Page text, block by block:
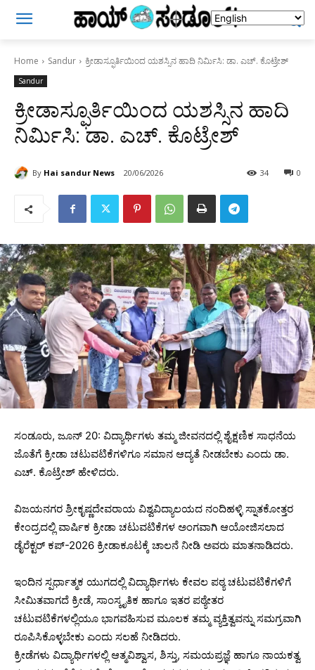
Home Sandur ಕ್ರೀಡಾಸ್ಫೂರ್ತಿಯಿಂದ ಯಶಸ್ಸಿನ ಹಾದಿ ನಿರ್ಮಿಸಿ: ಡಾ. ಎಚ್. ಕೊಟ್ರೇಶ್
Sandur
ಕ್ರೀಡಾಸ್ಫೂರ್ತಿಯಿಂದ ಯಶಸ್ಸಿನ ಹಾದಿ
ನಿರ್ಮಿಸಿ: ಡಾ. ಎಚ್. ಕೊಟ್ರೇಶ್
By Hai sandur News 20/06/2026 0
34
ಸಂಡೂರು, ಜೂನ್ 20: ವಿದ್ಯಾರ್ಥಿಗಳು ತಮ್ಮ ಜೀವನದಲ್ಲಿ ಶೈಕ್ಷಣಿಕ ಸಾಧನೆಯ
ಜೊತೆಗೆ ಕ್ರೀಡಾ ಚಟುವಟಿಕೆಗಳಿಗೂ ಸಮಾನ ಆದ್ಯತೆ ನೀಡಬೇಕು ಎಂದು ಡಾ.
ಎಚ್. ಕೊಟ್ರೇಶ್ ಹೇಳಿದರು.
ವಿಜಯನಗರ ಶ್ರೀಕೃಷ್ಣದೇವರಾಯ ವಿಶ್ವವಿದ್ಯಾಲಯದ ನಂದಿಹಳ್ಳಿ ಸ್ನಾತಕೋತ್ತರ
ಕೇಂದ್ರದಲ್ಲಿ ವಾರ್ಷಿಕ ಕ್ರೀಡಾ ಚಟುವಟಿಕೆಗಳ ಅಂಗವಾಗಿ ಆಯೋಜಿಸಲಾದ
ಡೈರೆಕ್ಟರ್ ಕಪ್-2026 ಕ್ರೀಡಾಕೂಟಕ್ಕೆ ಚಾಲನೆ ನೀಡಿ ಅವರು ಮಾತನಾಡಿದರು.
ಇಂದಿನ ಸ್ಪರ್ಧಾತ್ಮಕ ಯುಗದಲ್ಲಿ ವಿದ್ಯಾರ್ಥಿಗಳು ಕೇವಲ ಪಠ್ಯ ಚಟುವಟಿಕೆಗಳಿಗೆ
ಸೀಮಿತವಾಗದೆ ಕ್ರೀಡೆ, ಸಾಂಸ್ಕೃತಿಕ ಹಾಗೂ ಇತರ ಪಠ್ಯೇತರ
ಚಟುವಟಿಕೆಗಳಲ್ಲಿಯೂ ಭಾಗವಹಿಸುವ ಮೂಲಕ ತಮ್ಮ ವ್ಯಕ್ತಿತ್ವವನ್ನು ಸಮಗ್ರವಾಗಿ
ರೂಪಿಸಿಕೊಳ್ಳಬೇಕು ಎಂದು ಸಲಹೆ ನೀಡಿದರು.
ಕ್ರೀಡೆಗಳು ವಿದ್ಯಾರ್ಥಿಗಳಲ್ಲಿ ಆತ್ಮವಿಶ್ವಾಸ, ಶಿಸ್ತು, ಸಮಯಪ್ರಜ್ಞೆ ಹಾಗೂ ನಾಯಕತ್ವ